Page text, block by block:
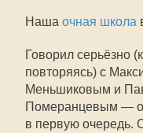
Наша очная школа
Говорил серьёзно
повторяясь) с
Меньшиковым и
Померанцевым — о
в первую очередь.